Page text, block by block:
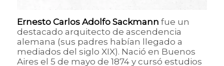
Ernesto Carlos Adolfo Sackmann fue un
destacado arquitecto de ascendencia
alemana (sus padres habían llegado a
mediados del siglo XIX). Nació en Buenos
Aires el 5 de mayo de 1874 y cursó estudios